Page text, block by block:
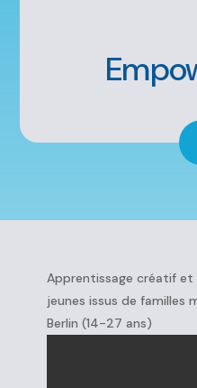
Apprentissage créatif
jeunes issus de familles
Berlin (14-27 ans)